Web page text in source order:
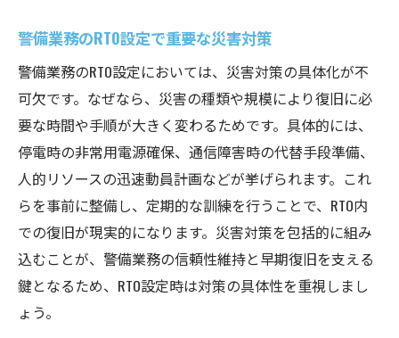
警備業務のRTO設定で重要な災害対策
警備業務のRTO設定においては、災害対策の具体化が不
可欠です。なぜなら、災害の種類や規模により復旧に必
要な時間や手順が大きく変わるためです。具体的には、
停電時の非常用電源確保、通信障害時の代替手段準備、
人的リソースの迅速動員計画などが挙げられます。これ
らを事前に整備し、定期的な訓練を行うことで、RTO内
での復旧が現実的になります。災害対策を包括的に組み
込むことが、警備業務の信頼性維持と早期復旧を支える
鍵となるため、RTO設定時は対策の具体性を重視しまし
ょう。